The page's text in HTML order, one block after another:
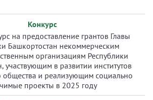
Конкурс
на предоставление грантов Главы
Башкортостан некоммерческим
организациям Республики
участвующим в развитии институтов
общества и реализующим социально
проекты в 2025 году